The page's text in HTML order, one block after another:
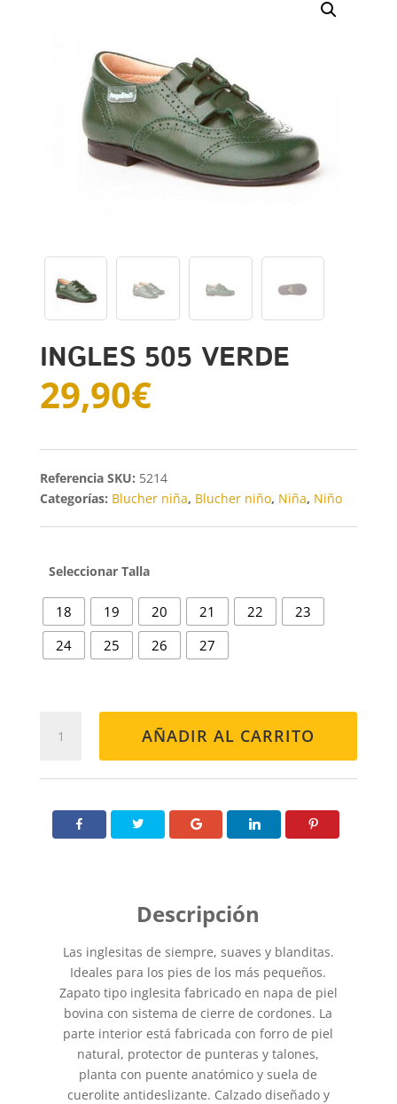
INGLES 505 VERDE
29,90€
Talla
18 19 20 21 22
23
24
25 26 27
cantidad
AÑADIR AL CARRITO
SKU: 5214
Categorías: Blucher niña, Blucher niño, Niña, Niño
Las inglesitas de siempre, suaves y blanditas.
Ideales para los pies de los más pequeños.
Zapato tipo inglesita fabricado en napa de piel
bovina con sistema de cierre de cordones. La
parte interior está fabricada con forro de piel
natural, protector de punteras y talones,
planta con puente anatómico y suela de
cuerolite antideslizante. Calzado diseñado y